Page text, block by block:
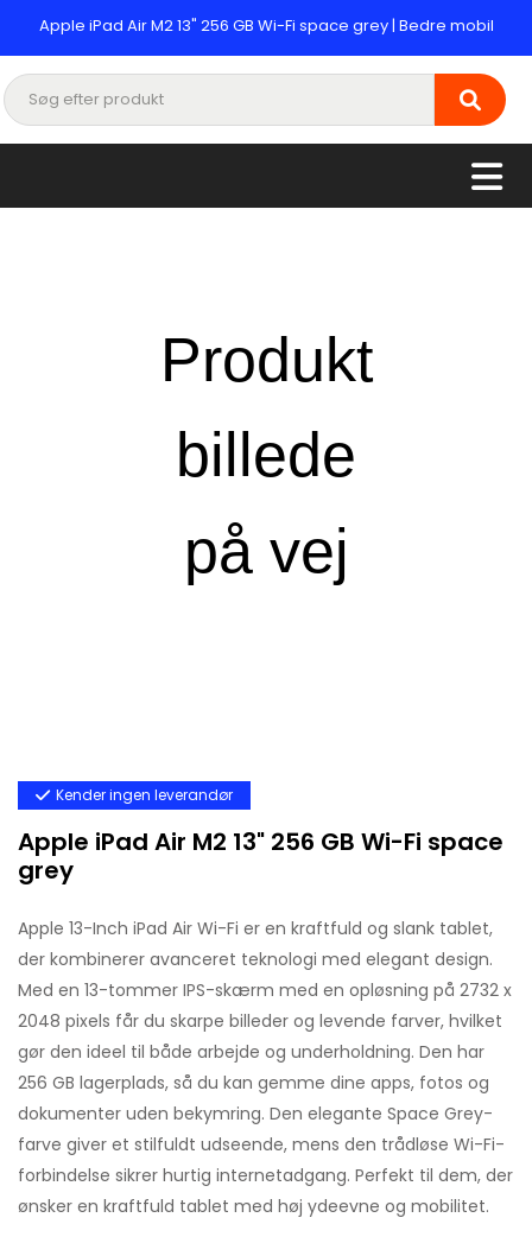
Apple iPad Air M2 13" 256 GB Wi-Fi space grey | Bedre mobil
Kender ingen leverandør
Apple iPad Air M2 13" 256 GB Wi-Fi space
grey
Apple 13-Inch iPad Air Wi-Fi er en kraftfuld og slank tablet,
der kombinerer avanceret teknologi med elegant design.
Med en 13-tommer IPS-skærm med en opløsning på 2732 x
2048 pixels får du skarpe billeder og levende farver, hvilket
gør den ideel til både arbejde og underholdning. Den har
256 GB lagerplads, så du kan gemme dine apps, fotos og
dokumenter uden bekymring. Den elegante Space Grey-
farve giver et stilfuldt udseende, mens den trådløse Wi-Fi-
forbindelse sikrer hurtig internetadgang. Perfekt til dem, der
ønsker en kraftfuld tablet med høj ydeevne og mobilitet.